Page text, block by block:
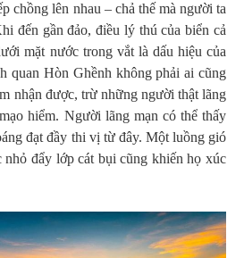
chồng lên nhau – chả thế mà người ta
đến gần đảo, điều lý thú của biển cả
mặt nước trong vắt là dấu hiệu của
quan Hòn Ghềnh không phải ai cũng
nhận được, trừ những người thật lãng
hiểm. Người lãng mạn có thể thấy
đạt đầy thi vị từ đây. Một luồng gió
nhỏ đẩy lớp cát bụi cũng khiến họ xúc